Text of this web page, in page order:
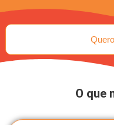
O que